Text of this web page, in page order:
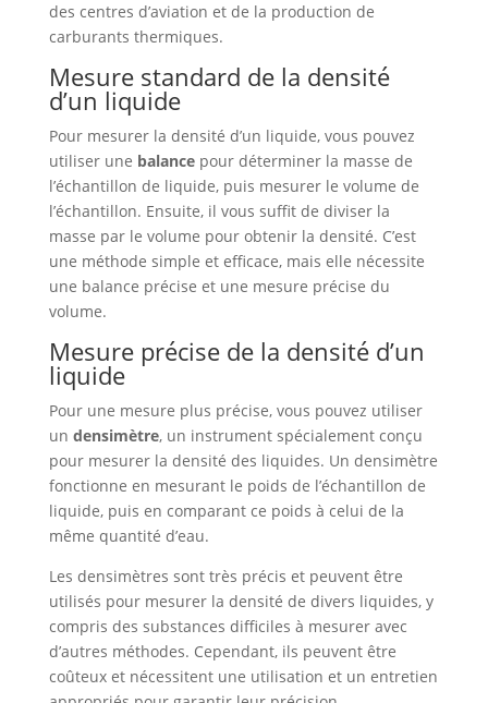
des centres d’aviation et de la production de
carburants thermiques.
Mesure standard de la densité
d’un liquide
Pour mesurer la densité d’un liquide, vous pouvez
utiliser une balancepour déterminer la masse de
l’échantillon de liquide, puis mesurer le volume de
l’échantillon. Ensuite, il vous suffit de diviser la
masse par le volume pour obtenir la densité. C’est
une méthode simple et efficace, mais elle nécessite
une balance précise et une mesure précise du
volume.
Mesure précise de la densité d’un
liquide
Pour une mesure plus précise, vous pouvez utiliser
un densimètre, un instrument spécialement conçu
pour mesurer la densité des liquides. Un densimètre
fonctionne en mesurant le poids de l’échantillon de
liquide, puis en comparant ce poids à celui de la
même quantité d’eau.
Les densimètres sont très précis et peuvent être
utilisés pour mesurer la densité de divers liquides, y
compris des substances difficiles à mesurer avec
d’autres méthodes. Cependant, ils peuvent être
coûteux et nécessitent une utilisation et un entretien